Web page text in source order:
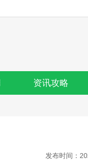
资讯攻略
发布时间：